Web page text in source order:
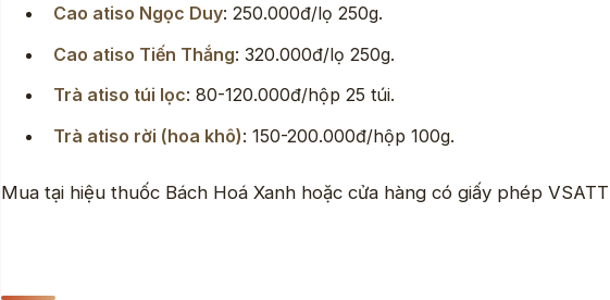
Cao atiso Ngọc Duy: 250.000đ/lọ 250g.
Cao atiso Tiến Thắng: 320.000đ/lọ 250g.
Trà atiso túi lọc: 80-120.000đ/hộp 25 túi.
Trà atiso rời (hoa khô): 150-200.000đ/hộp 100g.
Mua tại hiệu thuốc Bách Hoá Xanh hoặc cửa hàng có giấy phép